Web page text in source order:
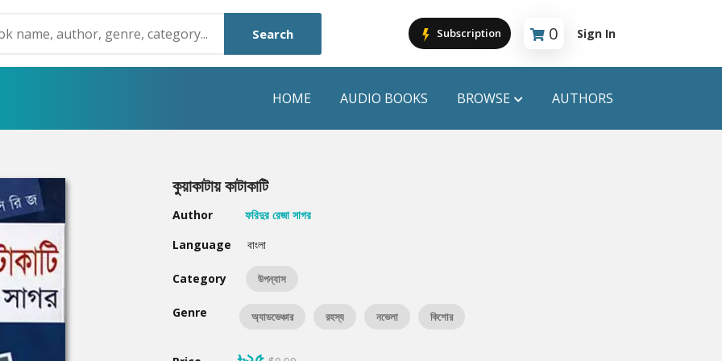
Search Subscription 0
Cart is empty
Sign In
HOME AUDIO BOOKS BROWSE
Humayun Ahmed
Mouri Morium
Hot & New
AUTHORS
কুয়াকাটায় কাটাকাটি
Author
ফরিদুর রেজা সাগর
Language
বাংলা
Category উপন্যাস
Genre অ্যাডভেঞ্চার রহস্য নভেলা কিশোর